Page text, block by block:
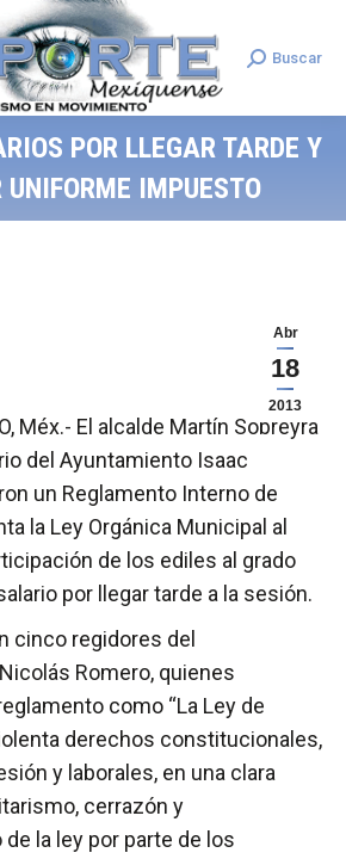
Search:
Buscar
POR LLEGAR TARDE Y
UNIFORME IMPUESTO
Abr
18
2013
Méx.- El alcalde Martín Sobreyra
del Ayuntamiento Isaac
un Reglamento Interno de
la Ley Orgánica Municipal al
de los ediles al grado
por llegar tarde a la sesión.
cinco regidores del
Romero, quienes
como “La Ley de
derechos constitucionales,
y laborales, en una clara
cerrazón y
la ley por parte de los